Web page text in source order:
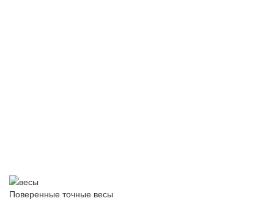
Поверенные точные весы